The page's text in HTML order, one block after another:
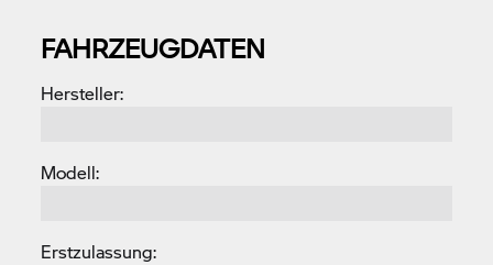
FAHRZEUGDATEN
Hersteller:
Modell:
Erstzulassung: